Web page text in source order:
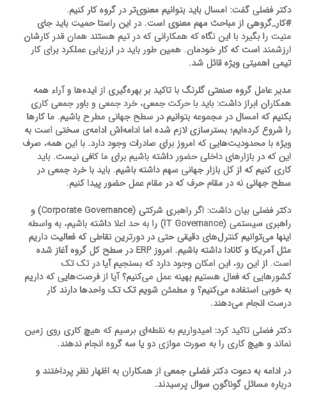
دکتر فضلی گفت: امسال باید بتوانیم معنوی‌تر در گروه کار کنیم.
#کار_گروهی از مباحث مهم معنوی است. در این راستا حمیت باید جای
منیت را بگیرد با این نگاه که همکارانی که در تیم هستند همان قدر کارشان
ارزشمند است که کار خودمان. همین طور باید در ارزیابی عملکرد برای کار
تیمی اهمیتی ویژه قائل شد.
مدیر عامل گروه صنعتی گلرنگ با تاکید بر بهره‌گیری از ایده‌ها و آراء همه
همکاران ابراز داشت: باید با حرکت جمعی، خرد جمعی و باور جمعی کاری
بکنیم که امسال در مجموعه بتوانیم در سطح جهانی مطرح باشیم. ما کارها
را شروع کرده‌ایم؛ بسترسازی لازم شده اما ادامه‌اش ادامه‌ی سختی است به
ویژه با محدودیت‌هایی که امروز برای صادرات وجود دارد. با این همه، صرف
این که در بازارهای داخلی حضور داشته باشیم برای ما کافی نیست. باید
کاری کنیم که از کل بازار جهانی سهم داشته باشیم. باید با خرد جمعی در
سطح جهانی نه در مقام حرف که در مقام عمل حضور پیدا کنیم.
دکتر فضلی بیان داشت: اگر راهبری شرکتی (Corporate Governance) و
راهبری سیستمی (IT Governance) را به حد اعلا داشته باشیم، به واسطه
اینها می‌توانیم کنترل‌های دقیقی حتی در دورترین نقاطی که فعالیت داریم
مثل آمریکا و کانادا داشته باشیم. امروز ERP در سطح کل گروه آغاز شده
است. از این رو، این امکان وجود دارد که بسنجیم آیا در تک تک
کشورهایی که فعال هستیم بهینه عمل می‌کنیم؟ آیا از فرصت‌هایی که داریم
به خوبی استفاده می‌کنیم؟ و مطمئن شویم تک تک واحدها دارند کار
درست انجام می‌دهند.
دکتر فضلی تاکید کرد: امیدواریم به نقطه‌ای برسیم که هیچ کاری روی زمین
نماند و هیچ کاری را به صورت موازی دو یا سه گروه انجام ندهند.
در ادامه به دعوت دکتر فضلی جمعی از همکاران به اظهار نظر پرداختند و
درباره مسائل گوناگون سوال پرسیدند.